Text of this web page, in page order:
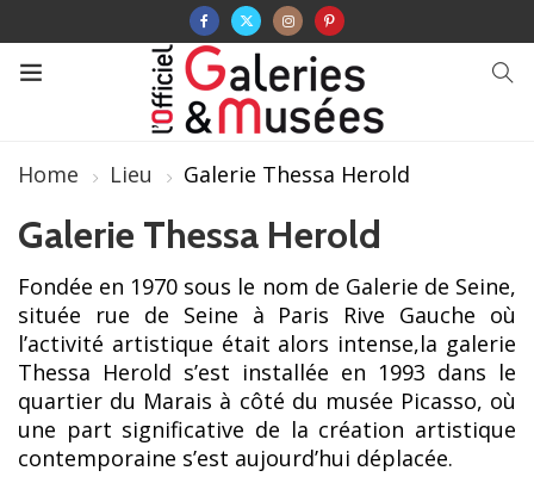
Home Lieu Galerie Thessa Herold
Galerie Thessa Herold
Fondée en 1970 sous le nom de Galerie de Seine,
située rue de Seine à Paris Rive Gauche où
l’activité artistique était alors intense,la galerie
Thessa Herold s’est installée en 1993 dans le
quartier du Marais à côté du musée Picasso, où
une part significative de la création artistique
contemporaine s’est aujourd’hui déplacée.